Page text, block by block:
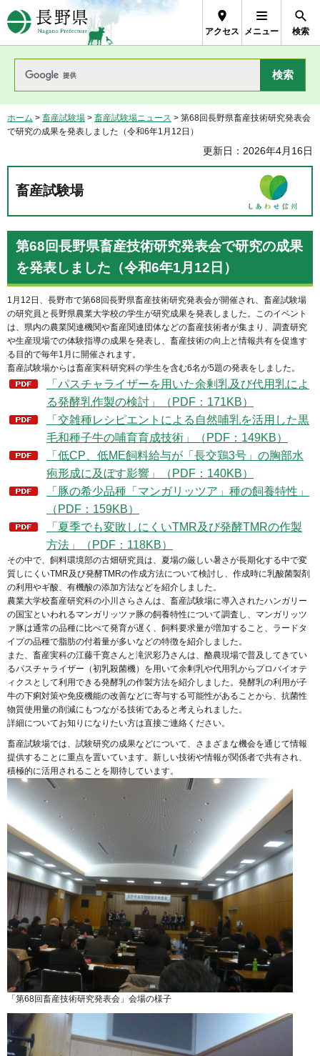
長野県Nagano Prefecture
アクセス メニュー 検索
ホーム > 畜産試験場 > 畜産試験場ニュース > 第68回長野県畜産技術研究発表会
で研究の成果を発表しました（令和6年1月12日）
更新日：2026年4月16日
畜産試験場
第68回長野県畜産技術研究発表会で研究の成果
を発表しました（令和6年1月12日）
1月12日、長野市で第68回長野県畜産技術研究発表会が開催され、畜産試験場
の研究員と長野県農業大学校の学生が研究成果を発表しました。このイベント
は、県内の農業関連機関や畜産関連団体などの畜産技術者が集まり、調査研究
や生産現場での体験指導の成果を発表し、畜産技術の向上と情報共有を促進す
る目的で毎年1月に開催されます。
畜産試験場からは畜産実科研究科の学生を含む6名が5題の発表をしました。
「パスチャライザーを用いた余剰乳及び代用乳によ
る発酵乳作製の検討」（PDF：171KB）
「交雑種レシピエントによる自然哺乳を活用した黒
毛和種子牛の哺育育成技術」（PDF：149KB）
「低CP、低ME飼料給与が「長交鶏3号」の胸部水
疱形成に及ぼす影響」（PDF：140KB）
「豚の希少品種「マンガリッツア」種の飼養特性」
（PDF：159KB）
「夏季でも変敗しにくいTMR及び発酵TMRの作製
方法」（PDF：118KB）
その中で、飼料環境部の古畑研究員は、夏場の厳しい暑さが長期化する中で変
質しにくいTMR及び発酵TMRの作成方法について検討し、作成時に乳酸菌製剤
の利用やギ酸、有機酸の添加方法などを紹介しました。
農業大学校畜産研究科の小川さらさんは、畜産試験場に導入されたハンガリー
の国宝といわれるマンガリッツァ豚の飼養特性について調査し、マンガリッツ
ァ豚は通常の品種に比べて発育が遅く、飼料要求量が増加すること、ラードタ
イプの品種で脂肪の付着量が多いなどの特徴を紹介しました。
また、畜産実科の江藤千寛さんと滝沢彩乃さんは、酪農現場で普及してきてい
るパスチャライザー（初乳殺菌機）を用いて余剰乳や代用乳からプロバイオテ
ィクスとして利用できる発酵乳の作製方法を紹介しました。発酵乳の利用が子
牛の下痢対策や免疫機能の改善などに寄与する可能性があることから、抗菌性
物質使用量の削減にもつながる技術であると考えられました。
詳細についてお知りになりたい方は直接ご連絡ください。
畜産試験場では、試験研究の成果などについて、さまざまな機会を通じて情報
提供することに重点を置いています。新しい技術や情報が関係者で共有され、
積極的に活用されることを期待しています。
「第68回畜産技術研究発表会」会場の様子